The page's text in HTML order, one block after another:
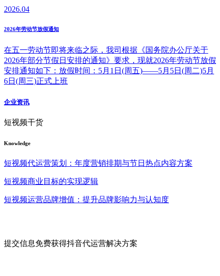
2026.04
2026年劳动节放假通知
在五一劳动节即将来临之际，我司根据《国务院办公厅关于
2026年部分节假日安排的通知》要求，现就2026年劳动节放假
安排通知如下：放假时间：5月1日(周五)——5月5日(周二)5月
6日(周三)正式上班
企业资讯
短视频干货
Knowledge
短视频代运营策划：年度营销排期与节日热点内容方案
短视频商业目标的实现逻辑
短视频运营品牌增值：提升品牌影响力与认知度
提交信息免费获得抖音代运营解决方案